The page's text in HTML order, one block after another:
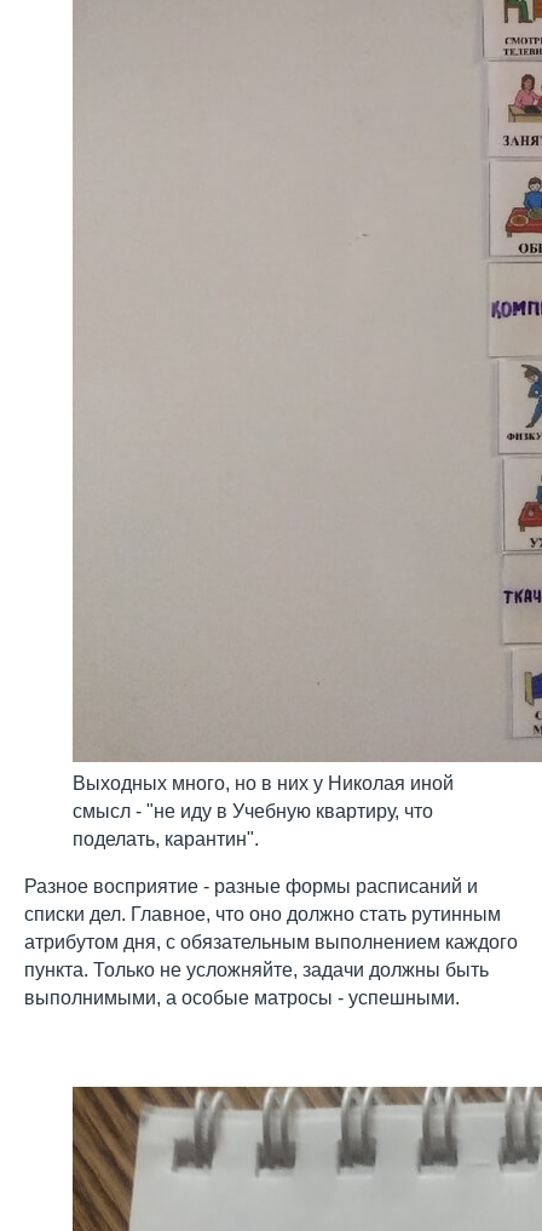
Выходных много, но в них у Николая иной
смысл - "не иду в Учебную квартиру, что
поделать, карантин".
Разное восприятие - разные формы расписаний и
списки дел. Главное, что оно должно стать рутинным
атрибутом дня, с обязательным выполнением каждого
пункта. Только не усложняйте, задачи должны быть
выполнимыми, а особые матросы - успешными.